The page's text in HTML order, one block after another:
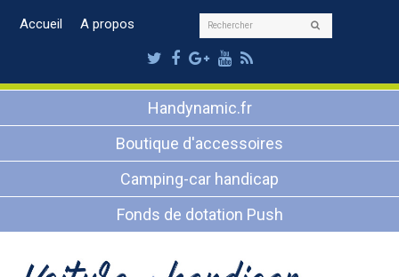
Accueil A propos Rechercher
Twitter
Facebook
Google
Plus
Youtube
RSS
Handynamic.fr
Boutique d'accessoires
Camping-car handicap
Fonds de dotation Push